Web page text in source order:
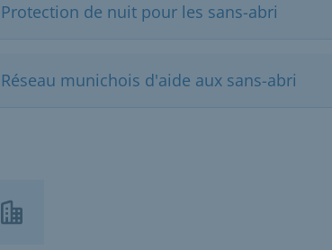
Protection de nuit pour les sans-abri
Réseau munichois d'aide aux sans-abri